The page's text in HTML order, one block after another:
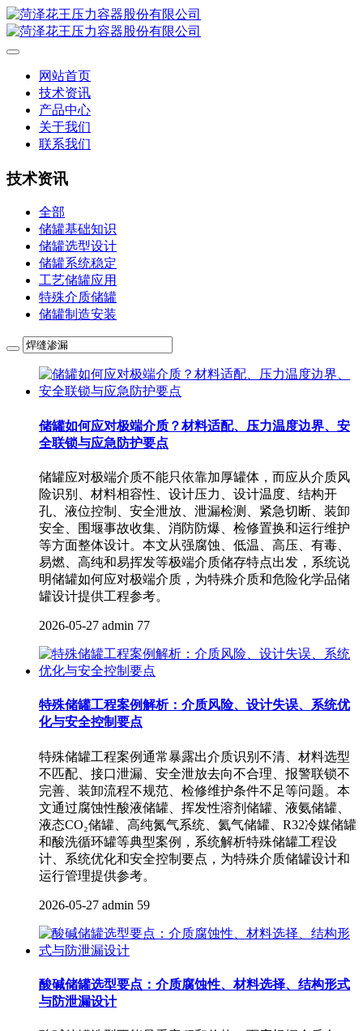
网站首页
技术资讯
产品中心
关于我们
联系我们
技术资讯
全部
储罐基础知识
储罐选型设计
储罐系统稳定
工艺储罐应用
特殊介质储罐
储罐制造安装
储罐如何应对极端介质？材料适配、压力温度边界、安
全联锁与应急防护要点
储罐应对极端介质不能只依靠加厚罐体，而应从介质风
险识别、材料相容性、设计压力、设计温度、结构开
孔、液位控制、安全泄放、泄漏检测、紧急切断、装卸
安全、围堰事故收集、消防防爆、检修置换和运行维护
等方面整体设计。本文从强腐蚀、低温、高压、有毒、
易燃、高纯和易挥发等极端介质储存特点出发，系统说
明储罐如何应对极端介质，为特殊介质和危险化学品储
罐设计提供工程参考。
2026-05-27 admin 77
特殊储罐工程案例解析：介质风险、设计失误、系统优
化与安全控制要点
特殊储罐工程案例通常暴露出介质识别不清、材料选型
不匹配、接口泄漏、安全泄放去向不合理、报警联锁不
完善、装卸流程不规范、检修维护条件不足等问题。本
文通过腐蚀性酸液储罐、挥发性溶剂储罐、液氨储罐、
液态CO₂储罐、高纯氮气系统、氦气储罐、R32冷媒储罐
和酸洗循环罐等典型案例，系统解析特殊储罐工程设
计、系统优化和安全控制要点，为特殊介质储罐设计和
运行管理提供参考。
2026-05-27 admin 59
酸碱储罐选型要点：介质腐蚀性、材料选择、结构形式
与防泄漏设计